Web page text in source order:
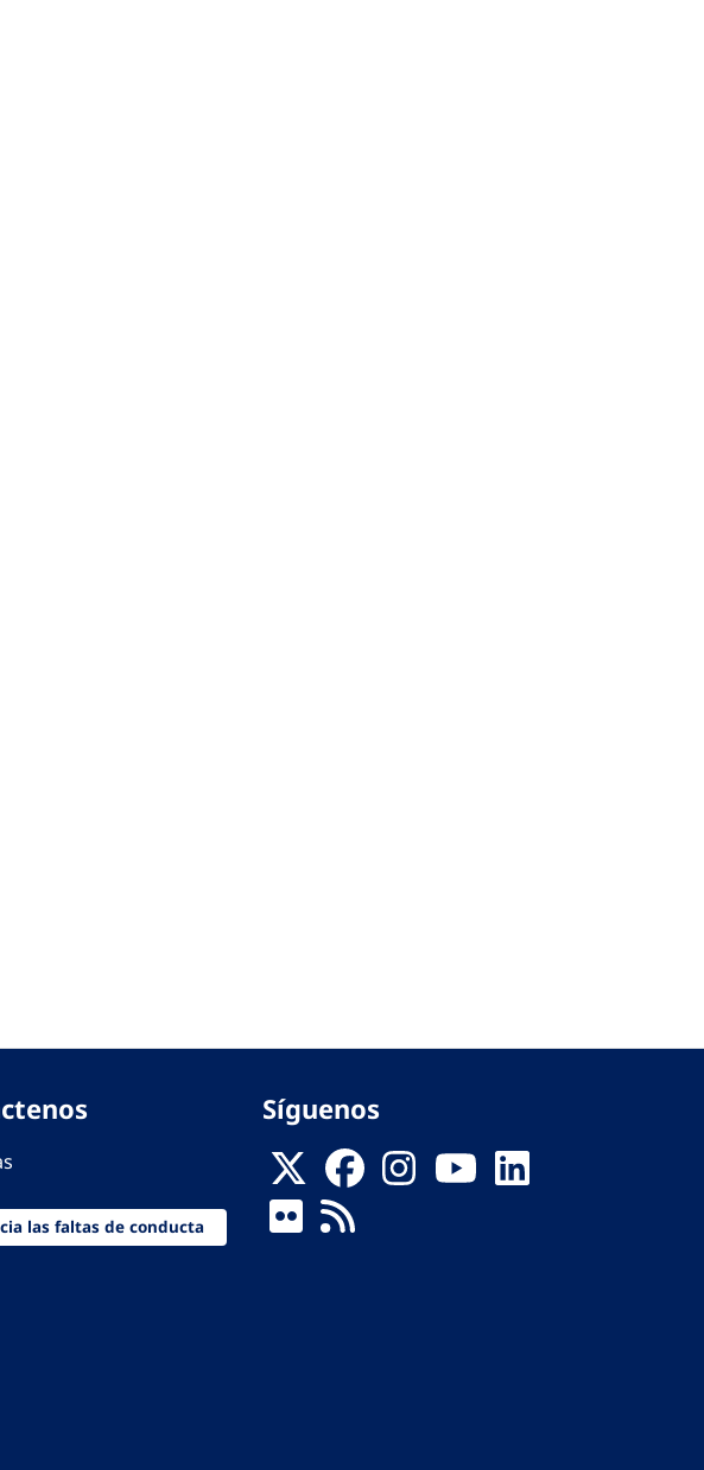
las faltas de conducta
Síguenos